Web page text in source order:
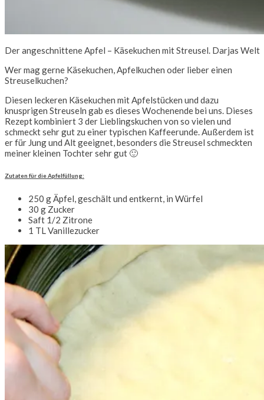
Der angeschnittene Apfel – Käsekuchen mit Streusel. Darjas Welt
Wer mag gerne Käsekuchen, Apfelkuchen oder lieber einen
Streuselkuchen?
Diesen leckeren Käsekuchen mit Apfelstücken und dazu
knusprigen Streuseln gab es dieses Wochenende bei uns. Dieses
Rezept kombiniert 3 der Lieblingskuchen von so vielen und
schmeckt sehr gut zu einer typischen Kaffeerunde. Außerdem ist
er für Jung und Alt geeignet, besonders die Streusel schmeckten
meiner kleinen Tochter sehr gut 🙂
Zutaten für die Apfelfüllung:
250 g Äpfel, geschält und entkernt, in Würfel
30 g Zucker
Saft 1/2 Zitrone
1 TL Vanillezucker